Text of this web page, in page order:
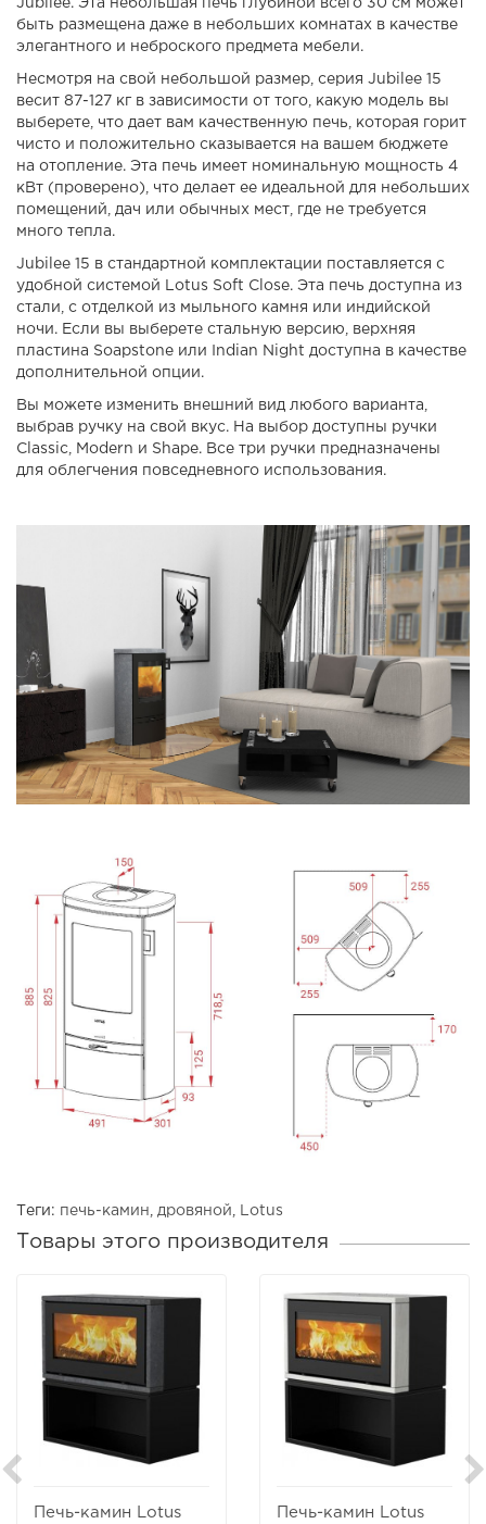
Jubilee. Эта небольшая печь глубиной всего 30 см может
быть размещена даже в небольших комнатах в качестве
элегантного и неброского предмета мебели.
Несмотря на свой небольшой размер, серия Jubilee 15
весит 87-127 кг в зависимости от того, какую модель вы
выберете, что дает вам качественную печь, которая горит
чисто и положительно сказывается на вашем бюджете
на отопление. Эта печь имеет номинальную мощность 4
кВт (проверено), что делает ее идеальной для небольших
помещений, дач или обычных мест, где не требуется
много тепла.
Jubilee 15 в стандартной комплектации поставляется с
удобной системой Lotus Soft Close. Эта печь доступна из
стали, с отделкой из мыльного камня или индийской
ночи. Если вы выберете стальную версию, верхняя
пластина Soapstone или Indian Night доступна в качестве
дополнительной опции.
Вы можете изменить внешний вид любого варианта,
выбрав ручку на свой вкус. На выбор доступны ручки
Classic, Modern и Shape. Все три ручки предназначены
для облегчения повседневного использования.
Теги: печь-камин дровяной Lotus
Товары этого производителя
Печь-камин Lotus
Печь-камин Lotus